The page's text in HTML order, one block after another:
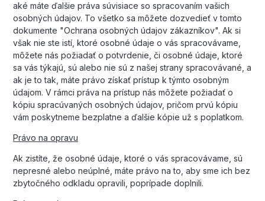
aké máte ďalšie práva súvisiace so spracovaním vašich
osobných údajov. To všetko sa môžete dozvedieť v tomto
dokumente "Ochrana osobných údajov zákazníkov". Ak si
však nie ste istí, ktoré osobné údaje o vás spracovávame,
môžete nás požiadať o potvrdenie, či osobné údaje, ktoré
sa vás týkajú, sú alebo nie sú z našej strany spracovávané, a
ak je to tak, máte právo získať prístup k týmto osobným
údajom. V rámci práva na prístup nás môžete požiadať o
kópiu spracúvaných osobných údajov, pričom prvú kópiu
vám poskytneme bezplatne a ďalšie kópie už s poplatkom.
Právo na opravu
Ak zistíte, že osobné údaje, ktoré o vás spracovávame, sú
nepresné alebo neúplné, máte právo na to, aby sme ich bez
zbytočného odkladu opravili, poprípade doplnili.